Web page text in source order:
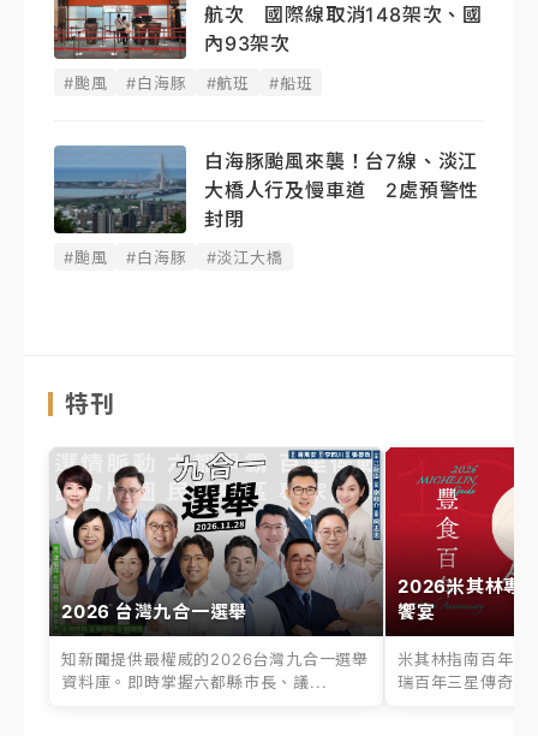
航次 國際線取消148架次、國
內93架次
#颱風 #白海豚 #航班 #船班
白海豚颱風來襲！台7線、淡江
大橋人行及慢車道 2處預警性
封閉
#颱風 #白海豚 #淡江大橋
特刊
2026 台灣九合一選舉
知新聞提供最權威的2026台灣九合一選舉
資料庫。即時掌握六都縣市長、議...
2026米其林專
饗宴
米其林指南百年之
瑞百年三星傳奇、